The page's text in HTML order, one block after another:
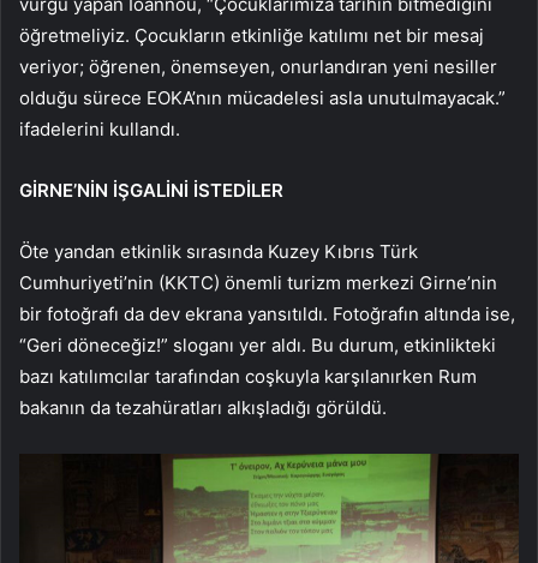
öğretmeliyiz. Çocukların etkinliğe katılımı net bir mesaj
veriyor; öğrenen, önemseyen, onurlandıran yeni nesiller
olduğu sürece EOKA’nın mücadelesi asla unutulmayacak.”
ifadelerini kullandı.
GİRNE’NİN İŞGALİNİ İSTEDİLER
Öte yandan etkinlik sırasında Kuzey Kıbrıs Türk
Cumhuriyeti’nin (KKTC) önemli turizm merkezi Girne’nin
bir fotoğrafı da dev ekrana yansıtıldı. Fotoğrafın altında ise,
“Geri döneceğiz!” sloganı yer aldı. Bu durum, etkinlikteki
bazı katılımcılar tarafından coşkuyla karşılanırken Rum
bakanın da tezahüratları alkışladığı görüldü.